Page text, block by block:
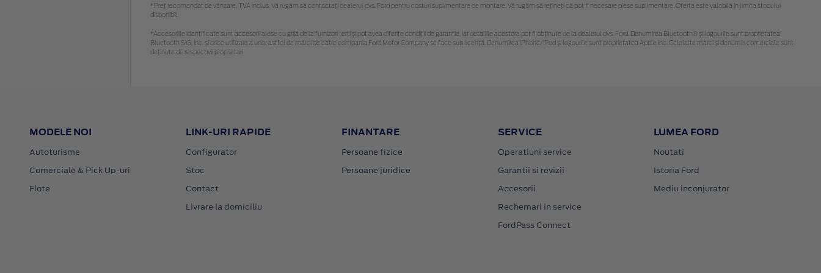
*Preţ recomandat de vânzare, TVA inclus. Vă rugăm să contactaţi dealerul dvs. Ford pentru costuri suplimentare de montare. Vă rugăm să rețineți că pot fi necesare piese suplimentare. Oferta este valabilă în limita stocului
disponibil.
*Accesoriile identificate sunt accesorii alese cu grijă de la furnizori terți și pot avea diferite condiții de garanție, iar detaliile acestora pot fi obținute de la dealerul dvs. Ford. Denumirea Bluetooth® și logourile sunt proprietatea
Bluetooth SIG, Inc. și orice utilizare a unor astfel de mărci de către compania Ford Motor Company se face sub licență. Denumirea iPhone/iPod și logourile sunt proprietatea Apple Inc. Celelalte mărci și denumiri comerciale sunt
deținute de respectivii proprietari
MODELE NOI
Autoturisme
Comerciale & Pick Up-uri
Flote
LINK-URI RAPIDE
Configurator
Stoc
Contact
Livrare la domiciliu
FINANTARE
Persoane fizice
Persoane juridice
SERVICE
Operatiuni service
Garantii si revizii
Accesorii
Rechemari in service
FordPass Connect
LUMEA FORD
Noutati
Istoria Ford
Mediu inconjurator